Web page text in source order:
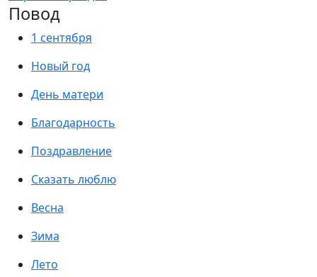
Повод
1 сентября
Новый год
День матери
Благодарность
Поздравление
Сказать люблю
Весна
Зима
Лето